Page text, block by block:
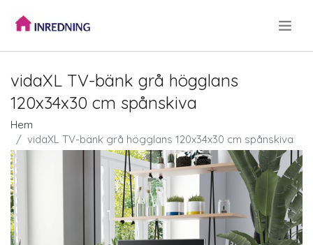
vidaXL TV-bänk grå högglans
120x34x30 cm spånskiva
Hem
vidaXL TV-bänk grå högglans 120x34x30 cm spånskiva